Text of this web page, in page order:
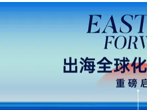
点击屏幕右上角分享按钮微 博